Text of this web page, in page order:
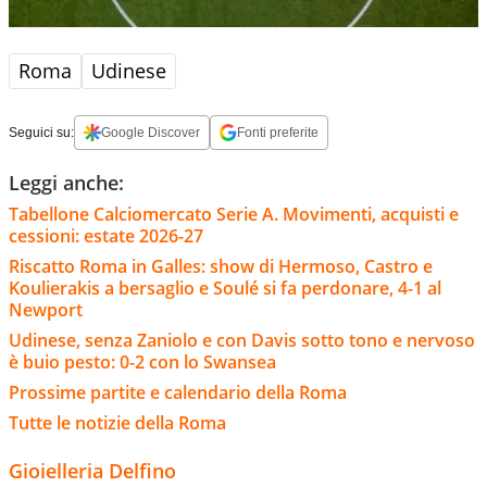
Roma Udinese
Seguici su: Google Discover Fonti preferite
Leggi anche:
Tabellone Calciomercato Serie A. Movimenti, acquisti e
cessioni: estate 2026-27
Riscatto Roma in Galles: show di Hermoso, Castro e
Koulierakis a bersaglio e Soulé si fa perdonare, 4-1 al
Newport
Udinese, senza Zaniolo e con Davis sotto tono e nervoso
è buio pesto: 0-2 con lo Swansea
Prossime partite e calendario della Roma
Tutte le notizie della Roma
Gioielleria Delfino